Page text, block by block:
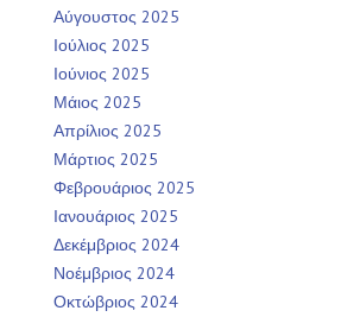
Αύγουστος 2025
Ιούλιος 2025
Ιούνιος 2025
Μάιος 2025
Απρίλιος 2025
Μάρτιος 2025
Φεβρουάριος 2025
Ιανουάριος 2025
Δεκέμβριος 2024
Νοέμβριος 2024
Οκτώβριος 2024